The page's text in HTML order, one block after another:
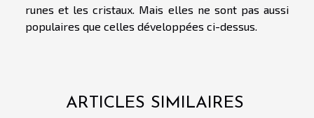
runes et les cristaux. Mais elles ne sont pas aussi
populaires que celles développées ci-dessus.
ARTICLES SIMILAIRES